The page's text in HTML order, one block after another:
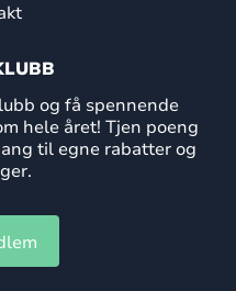
og få spennende
hele året! Tjen poeng
til egne rabatter og